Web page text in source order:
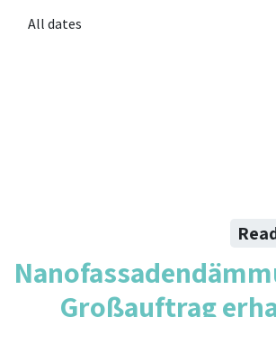
Großauftrag